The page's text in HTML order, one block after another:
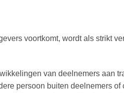
voortkomt, wordt als strikt
van deelnemers aan
persoon buiten deelnemers